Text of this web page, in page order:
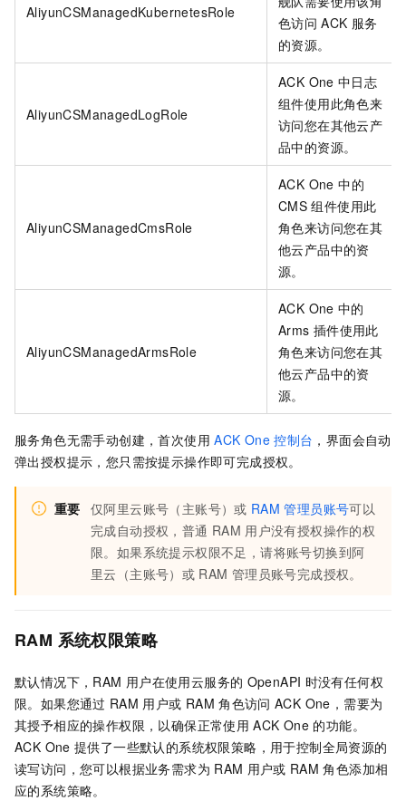
AliyunCSManagedKubernetesRole
色访问 ACK 服务
的资源。
AliyunCSManagedLogRole
ACK One 中日志
组件使用此角色来
访问您在其他云产
品中的资源。
AliyunCSManagedCmsRole
ACK One 中的
CMS 组件使用此
角色来访问您在其
他云产品中的资
源。
AliyunCSManagedArmsRole
ACK One 中的
Arms 插件使用此
角色来访问您在其
他云产品中的资
源。
服务角色无需手动创建，首次使用 ACK One 控制台 ，界面会自动
弹出授权提示，您只需按提示操作即可完成授权。
重要 仅阿里云账号（主账号）或 RAM 管理员账号可以
完成自动授权，普通 RAM 用户没有授权操作的权
限。如果系统提示权限不足，请将账号切换到阿
里云（主账号）或 RAM 管理员账号完成授权。
RAM 系统权限策略
默认情况下，RAM 用户在使用云服务的 OpenAPI 时没有任何权
限。如果您通过 RAM 用户或 RAM 角色访问 ACK One，需要为
其授予相应的操作权限，以确保正常使用 ACK One 的功能。
ACK One 提供了一些默认的系统权限策略，用于控制全局资源的
读写访问，您可以根据业务需求为 RAM 用户或 RAM 角色添加相
应的系统策略。